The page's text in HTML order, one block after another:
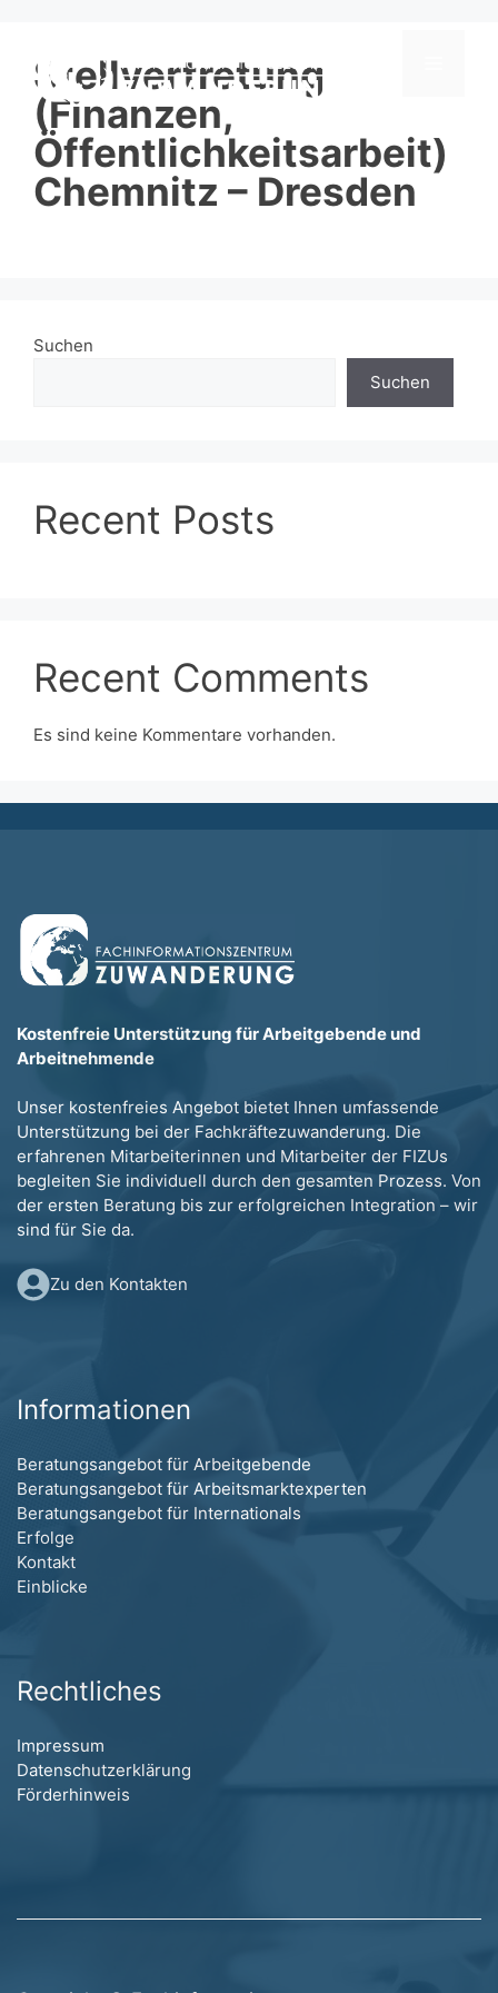
springenStellvertretung
(Finanzen,
Öffentlichkeitsarbeit)
Chemnitz – Dresden
Suchen
Suchen
Recent Posts
Recent Comments
Es sind keine Kommentare vorhanden.
Kostenfreie Unterstützung für Arbeitgebende und
Arbeitnehmende
Unser kostenfreies Angebot bietet Ihnen umfassende
Unterstützung bei der Fachkräftezuwanderung. Die
erfahrenen Mitarbeiterinnen und Mitarbeiter der FIZUs
begleiten Sie individuell durch den gesamten Prozess. Von
der ersten Beratung bis zur erfolgreichen Integration – wir
sind für Sie da.
Zu den Kontakten
Informationen
Beratungsangebot für Arbeitgebende
Beratungsangebot für Arbeitsmarktexperten
Beratungsangebot für Internationals
Erfolge
Kontakt
Einblicke
Rechtliches
Impressum
Datenschutzerklärung
Förderhinweis